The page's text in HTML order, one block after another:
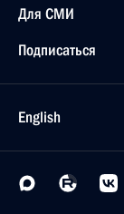
Для СМИ
Подписаться
English